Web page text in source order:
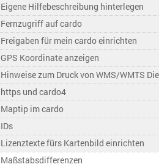
Eigene Hilfebeschreibung hinterlegen
Fernzugriff auf cardo
Freigaben für mein cardo einrichten
GPS Koordinate anzeigen
Hinweise zum Druck von WMS/WMTS
https und cardo4
Maptip im cardo
IDs
Lizenztexte fürs Kartenbild einrichten
Maßstabsdifferenzen